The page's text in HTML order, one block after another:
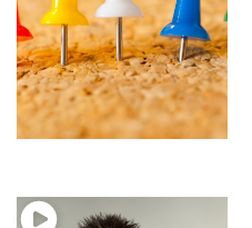
18 – Le jeu des
punaises
Motricité fine enfant